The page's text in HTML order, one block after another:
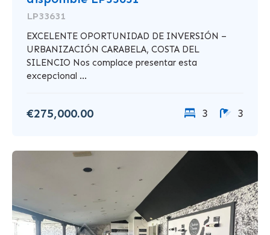
LP33631
EXCELENTE OPORTUNIDAD DE INVERSIÓN –
URBANIZACIÓN CARABELA, COSTA DEL
SILENCIO Nos complace presentar esta
excepcional ...
€275,000.00 3 3